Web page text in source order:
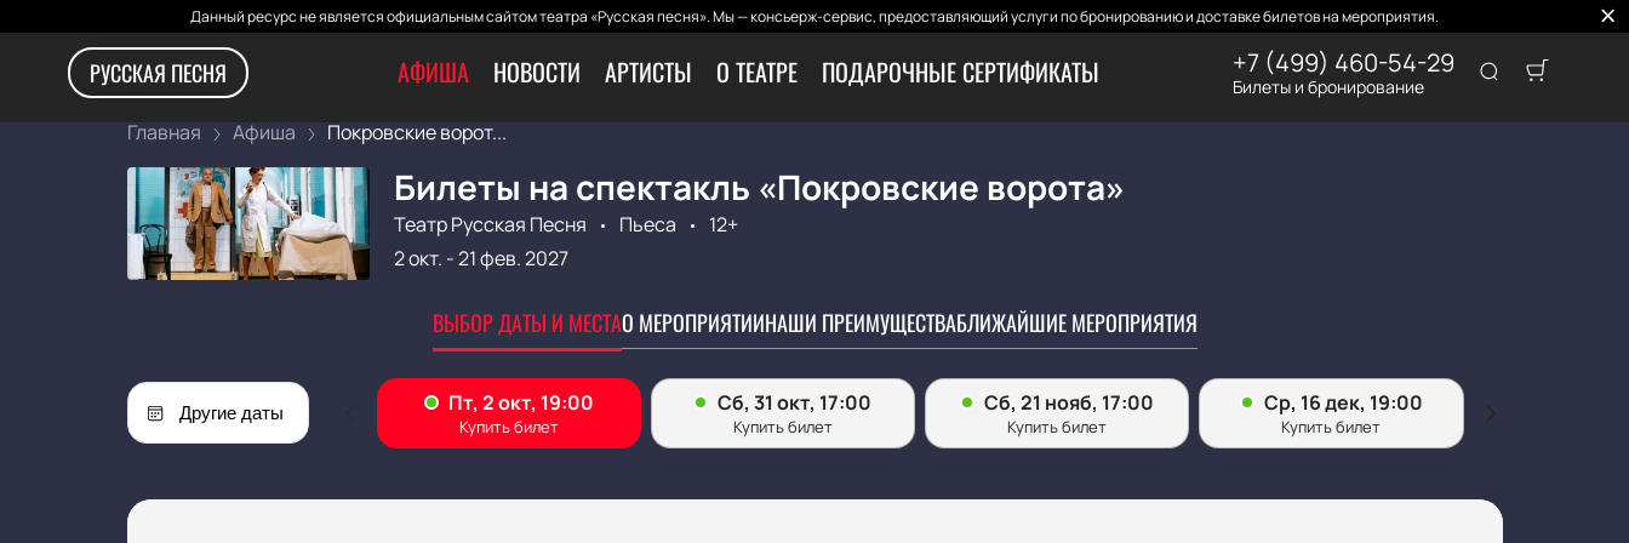
Данный ресурс не является официальным сайтом театра «Русская песня». Мы — консьерж-сервис, предоставляющий услуги по бронированию и доставке билетов на мероприятия.
РУССКАЯ ПЕСНЯ АФИША НОВОСТИ АРТИСТЫ О ТЕАТРЕ ПОДАРОЧНЫЕ СЕРТИФИКАТЫ +7 (499) 460-54-29
Билеты и бронирование
Главная Афиша Покровские ворот...
Билеты на спектакль «Покровские ворота»
Театр Русская Песня Пьеса
12+
2 окт. -21 фев. 2027
ВЫБОР ДАТЫ И МЕСТАО МЕРОПРИЯТИИНАШИ ПРЕИМУЩЕСТВАБЛИЖАЙШИЕ МЕРОПРИЯТИЯ
Другие даты